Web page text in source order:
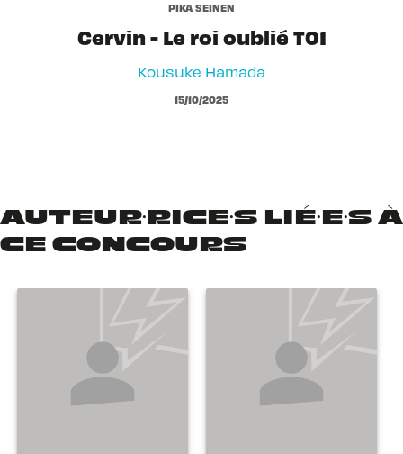
PIKA SEINEN
Cervin - Le roi oublié T01
Kousuke Hamada
15/10/2025
AUTEUR·RICE·S LIÉ·E·S À
CE CONCOURS